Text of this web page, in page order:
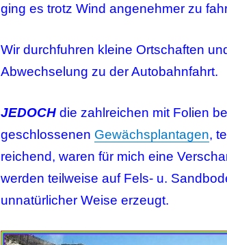
ging es trotz Wind angenehmer zu
Wir durchfuhren kleine Ortschaften
Abwechselung zu der Autobahnfahrt.
JEDOCHdie zahlreichen mit Folien
geschlossenen Gewächsplantagen,
reichend, waren für mich eine
werden teilweise auf Fels- u.
unnatürlicher Weise erzeugt.